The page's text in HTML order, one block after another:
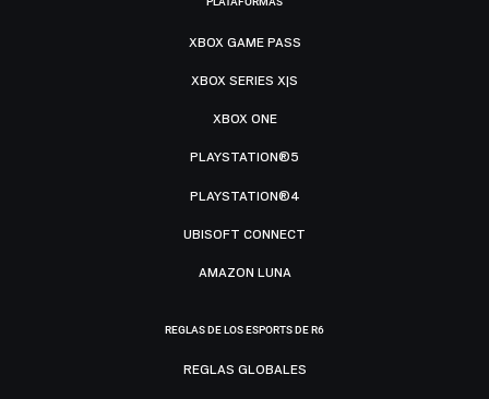
XBOX GAME PASS
XBOX SERIES X|S
XBOX ONE
PLAYSTATION®5
PLAYSTATION®4
UBISOFT CONNECT
AMAZON LUNA
REGLAS DE LOS ESPORTS DE R6
REGLAS GLOBALES